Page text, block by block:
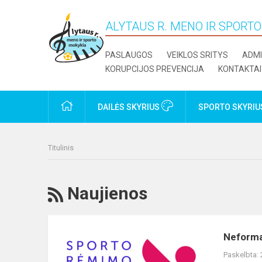
ALYTAUS R. MENO IR
PASLAUGOS VEIKLOS SRITYS
KORUPCIJOS PREVENCIJA
KONTAKTAI
PRADŽIADAILĖS SKYRIUS SPORTO
Titulinis
RSS
Naujienos
suaugusiųjų
Paskelbta: